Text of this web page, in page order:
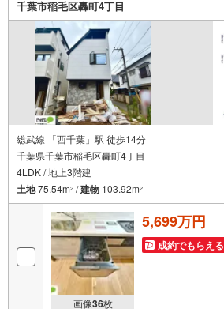
千葉市稲毛区轟町4丁目
総武線 「西千葉」駅 徒歩14分
千葉県千葉市稲毛区轟町4丁目
4LDK / 地上3階建
土地75.54m2 /建物 103.92m2
画像36枚
5,699万円
成約でもらえる